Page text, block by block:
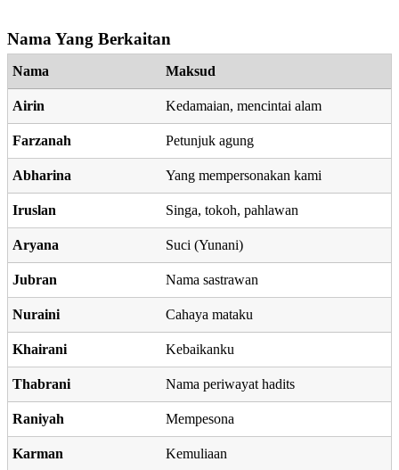
Nama Yang Berkaitan
Nama Maksud
Airin Kedamaian, mencintai alam
Farzanah Petunjuk agung
Abharina Yang mempersonakan kami
Iruslan Singa, tokoh, pahlawan
Aryana Suci (Yunani)
Jubran Nama sastrawan
Nuraini Cahaya mataku
Khairani Kebaikanku
Thabrani Nama periwayat hadits
Raniyah Mempesona
Karman Kemuliaan